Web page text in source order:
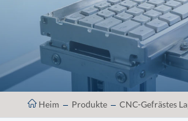
Heim Produkte CNC-Gefrästes